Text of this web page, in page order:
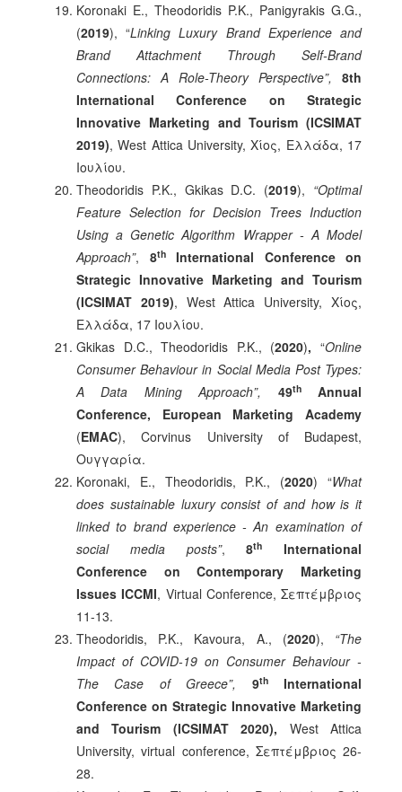
Koronaki E., Theodoridis P.K., Panigyrakis G.G.,
(2019), “Linking Luxury Brand Experience and
Brand Attachment Through Self-Brand
Connections: A Role-Theory Perspective”,
8th
International Conference on Strategic
Innovative Marketing and Tourism (ICSIMAT
2019), West Attica University, Χίος, Ελλάδα, 17
Ιουλίου.
Theodoridis P.K., Gkikas D.C. (2019), “Optimal
Feature Selection for Decision Trees Induction
Using a Genetic Algorithm Wrapper - A Model
Approach”, 8thInternational Conference on
Strategic Innovative Marketing and Tourism
(ICSIMAT 2019), West Attica University, Χίος,
Ελλάδα, 17 Ιουλίου.
Gkikas D.C., Theodoridis P.K., (2020),“Online
Consumer Behaviour in Social Media Post Types:
A Data Mining Approach”, 49thAnnual
Conference, European Marketing Academy
(EMAC), Corvinus University of Budapest,
Ουγγαρία.
Koronaki, E., Theodoridis, P.Κ., (2020) “What
does sustainable luxury consist of and how is it
linked to brand experience - An examination of
social media posts”,8th
International
Conference on Contemporary Marketing
Issues ICCMI, Virtual Conference, Σεπτέμβριος
11-13.
Theodoridis, P.Κ., Kavoura, A., (2020), “The
Impact of COVID-19 on Consumer Behaviour -
The Case of Greece”, 9thInternational
Conference on Strategic Innovative Marketing
and Tourism (ICSIMAT 2020), West Attica
University, virtual conference, Σεπτέμβριος 26-
28.